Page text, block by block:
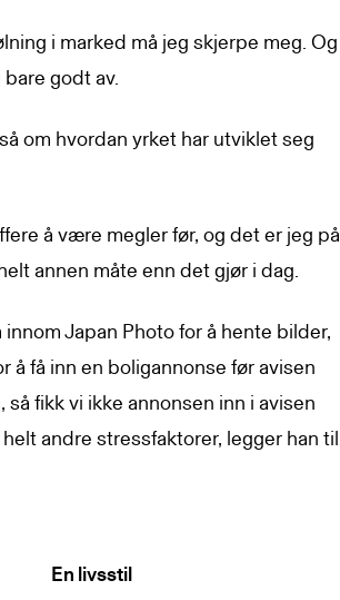
i marked må jeg skjerpe meg. Og
godt av.
om hvordan yrket har utviklet seg
å være megler før, og det er jeg på
annen måte enn det gjør i dag.
Japan Photo for å hente bilder,
å få inn en boligannonse før avisen
fikk vi ikke annonsen inn i avisen
andre stressfaktorer, legger han til.
En livsstil